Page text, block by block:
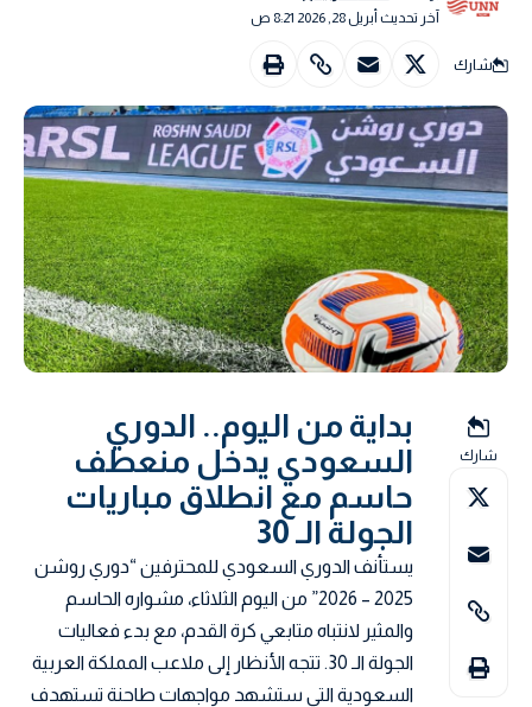
آخر تحديث أبريل 28, 2026 8:21 ص
شارك
شارك
بداية من اليوم.. الدوري
السعودي يدخل منعطف
حاسم مع انطلاق مباريات
الجولة الـ 30
يستأنف الدوري السعودي للمحترفين “دوري روشن
2025 – 2026” من اليوم الثلاثاء، مشواره الحاسم
والمثير لانتباه متابعي كرة القدم، مع بدء فعاليات
الجولة الـ 30. تتجه الأنظار إلى ملاعب المملكة العربية
السعودية التي ستشهد مواجهات طاحنة تستهدف